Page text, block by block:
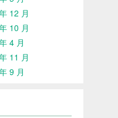
12 月
10 月
4 月
11 月
9 月